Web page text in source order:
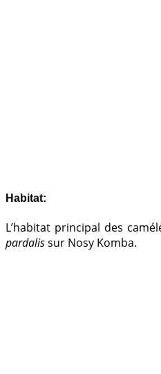
Habitat:
L’habitat principal des
pardalissur Nosy Komba.